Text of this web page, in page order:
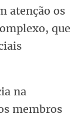
atenção os
que
na
membros